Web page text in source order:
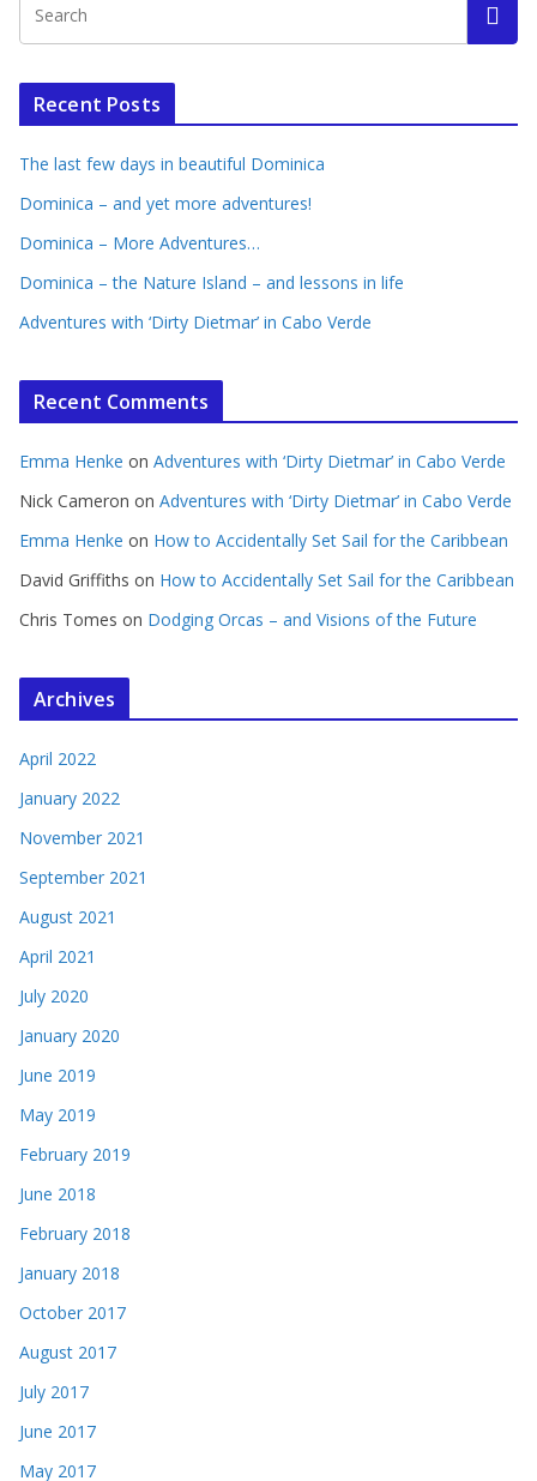
Recent Posts
The last few days in beautiful Dominica
Dominica – and yet more adventures!
Dominica – More Adventures…
Dominica – the Nature Island – and lessons in life
Adventures with ‘Dirty Dietmar’ in Cabo Verde
Recent Comments
Emma Henke on Adventures with ‘Dirty Dietmar’ in Cabo Verde
Nick Cameron on Adventures with ‘Dirty Dietmar’ in Cabo Verde
Emma Henke on How to Accidentally Set Sail for the Caribbean
David Griffiths on How to Accidentally Set Sail for the Caribbean
Chris Tomes on Dodging Orcas – and Visions of the Future
Archives
April 2022
January 2022
November 2021
September 2021
August 2021
April 2021
July 2020
January 2020
June 2019
May 2019
February 2019
June 2018
February 2018
January 2018
October 2017
August 2017
July 2017
June 2017
May 2017